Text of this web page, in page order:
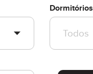
Dormitórios